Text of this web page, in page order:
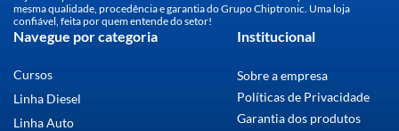
mesma qualidade, procedência e garantia do Grupo Chiptronic. Uma loja
confiável, feita por quem entende do setor!
Navegue por categoria
Cursos
Linha Diesel
Linha Auto
Institucional
Sobre a empresa
Políticas de Privacidade
Garantia dos produtos